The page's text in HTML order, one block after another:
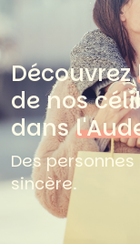
Découvrez
de nos
dans
Des
sincère.